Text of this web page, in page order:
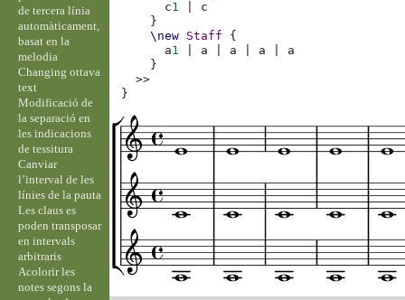
c1
c
}
\new Staff
{
a1 a a a
a
}
>>
}
de tercera línia
automàticament,
basat en la
melodia
Changing ottava
text
Modificació de
la separació en
les indicacions
de tessitura
Canviar
l’interval de les
línies de la pauta
Les claus es
poden transposar
en intervals
arbitraris
Acolorir les
notes segons la